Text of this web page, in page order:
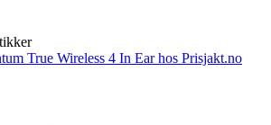
True Wireless 4 In Ear hos Prisjakt.no